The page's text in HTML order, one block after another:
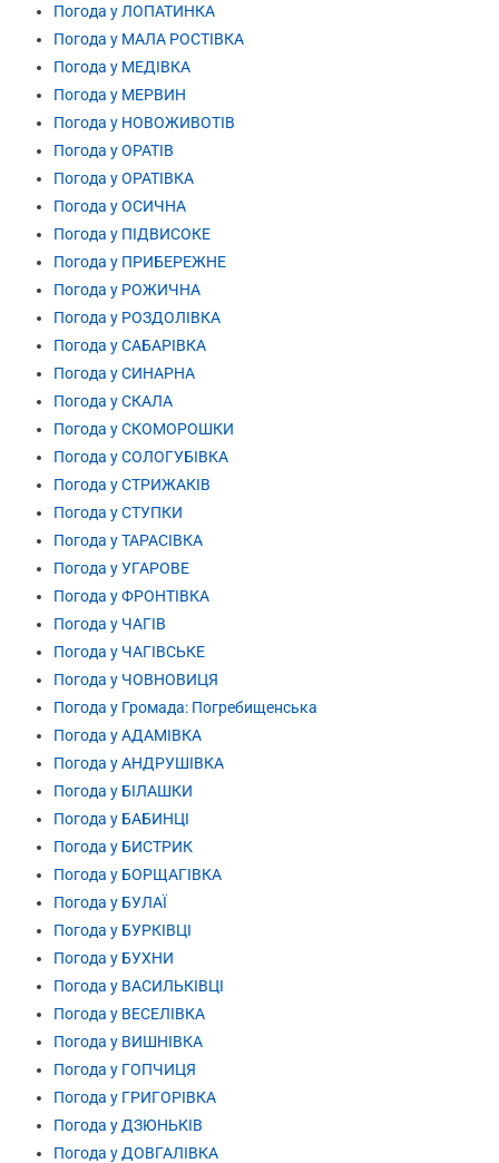
Погода у ЛОПАТИНКА
Погода у МАЛА РОСТІВКА
Погода у МЕДІВКА
Погода у МЕРВИН
Погода у НОВОЖИВОТІВ
Погода у ОРАТІВ
Погода у ОРАТІВКА
Погода у ОСИЧНА
Погода у ПІДВИСОКЕ
Погода у ПРИБЕРЕЖНЕ
Погода у РОЖИЧНА
Погода у РОЗДОЛІВКА
Погода у САБАРІВКА
Погода у СИНАРНА
Погода у СКАЛА
Погода у СКОМОРОШКИ
Погода у СОЛОГУБІВКА
Погода у СТРИЖАКІВ
Погода у СТУПКИ
Погода у ТАРАСІВКА
Погода у УГАРОВЕ
Погода у ФРОНТІВКА
Погода у ЧАГІВ
Погода у ЧАГІВСЬКЕ
Погода у ЧОВНОВИЦЯ
Погода у Громада: Погребищенська
Погода у АДАМІВКА
Погода у АНДРУШІВКА
Погода у БІЛАШКИ
Погода у БАБИНЦІ
Погода у БИСТРИК
Погода у БОРЩАГІВКА
Погода у БУЛАЇ
Погода у БУРКІВЦІ
Погода у БУХНИ
Погода у ВАСИЛЬКІВЦІ
Погода у ВЕСЕЛІВКА
Погода у ВИШНІВКА
Погода у ГОПЧИЦЯ
Погода у ГРИГОРІВКА
Погода у ДЗЮНЬКІВ
Погода у ДОВГАЛІВКА